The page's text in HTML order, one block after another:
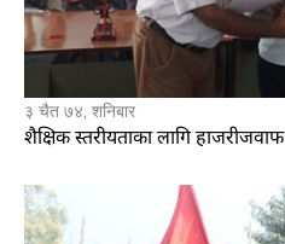
३ चैत ७४, शनिबार
शैक्षिक स्तरीयताका लागि हाजरीजवाफ